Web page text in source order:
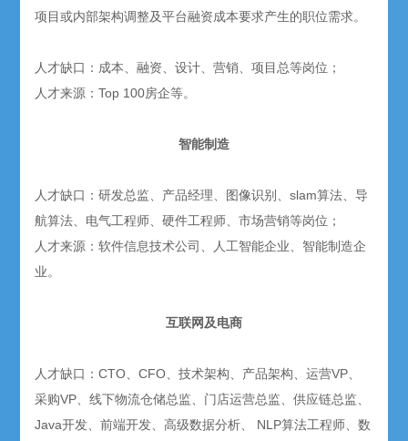
项目或内部架构调整及平台融资成本要求产生的职位需求。
人才缺口：成本、融资、设计、营销、项目总等岗位；
人才来源：Top 100房企等。
智能制造
人才缺口：研发总监、产品经理、图像识别、slam算法、导
航算法、电气工程师、硬件工程师、市场营销等岗位；
人才来源：软件信息技术公司、人工智能企业、智能制造企
业。
互联网及电商
人才缺口：CTO、CFO、技术架构、产品架构、运营VP、
采购VP、线下物流仓储总监、门店运营总监、供应链总监、
Java开发、前端开发、高级数据分析、 NLP算法工程师、数